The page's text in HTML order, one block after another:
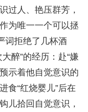
过人、艳压群芳，
为唯一一个可以拯
词拒绝了几杯酒
醉”的经历：赴“嫌
示着他自觉意识的
食“红烧婴儿”后在
儿拾回自觉意识，